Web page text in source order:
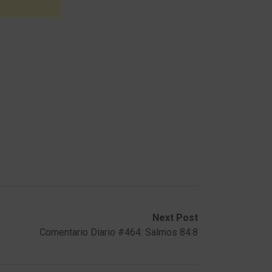
Next Post
Comentario Diario #464: Salmos 84:8